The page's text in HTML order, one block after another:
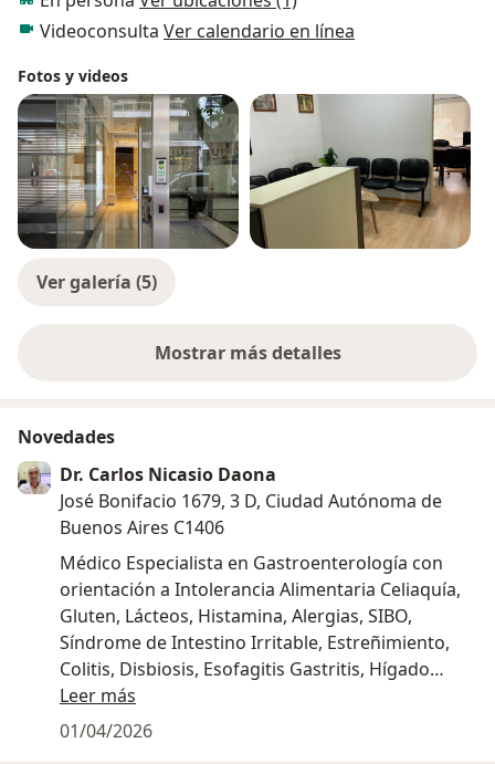
Videoconsulta Ver calendario en línea
Fotos y videos
Ver galería (5)
Mostrar más detalles
sobre la experiencia
Novedades
Dr. Carlos Nicasio Daona
José Bonifacio 1679, 3 D, Ciudad Autónoma de
Buenos Aires C1406
Médico Especialista en Gastroenterología con
orientación a Intolerancia Alimentaria Celiaquía,
Gluten, Lácteos, Histamina, Alergias, SIBO,
Síndrome de Intestino Irritable, Estreñimiento,
Colitis, Disbiosis, Esofagitis Gastritis, Hígado
Graso.
Leer más
01/04/2026